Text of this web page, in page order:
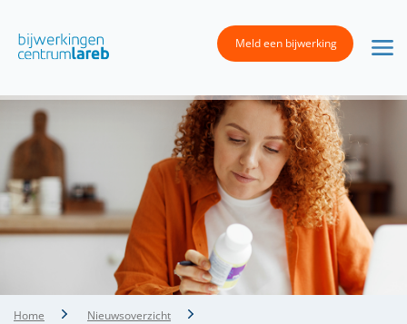
Meld een bijwerking
Home
Nieuwsoverzicht